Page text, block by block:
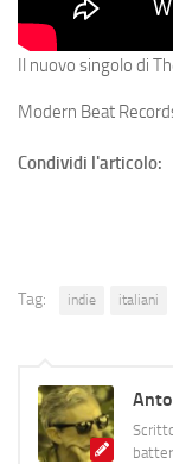
Il nuovo singolo di
Modern Beat
Condividi l'articolo:
Tag: indie italiani